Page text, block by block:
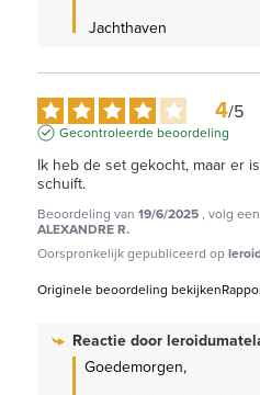
Jachthaven
4/5
Gecontroleerde beoordeling
Ik heb de set gekocht, maar er
schuift.
Beoordeling van 19/6/2025, volg
ALEXANDRE R.
Oorspronkelijk gepubliceerd op
Originele beoordeling bekijken
Reactie door
Goedemorgen,